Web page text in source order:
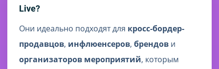
Live?
Они идеально подходят для кросс-бордер-
продавцов, инфлюенсеров, брендов и
организаторов мероприятий, которым